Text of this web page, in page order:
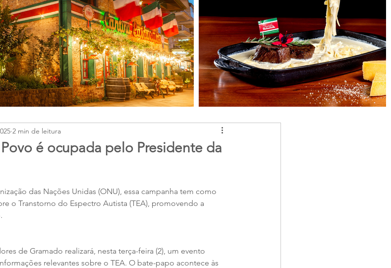
é ocupada pelo Presidente da
2 min de leitura
das Nações Unidas (ONU), essa campanha tem como
o Transtorno do Espectro Autista (TEA), promovendo a
de Gramado realizará, nesta terça-feira (2), um evento
relevantes sobre o TEA. O bate-papo acontece às